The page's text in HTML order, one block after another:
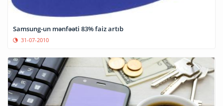
Samsung-un mənfəəti 83% faiz artıb
31-07-2010